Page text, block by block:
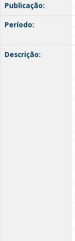
Publicação:
Período:
Descrição: